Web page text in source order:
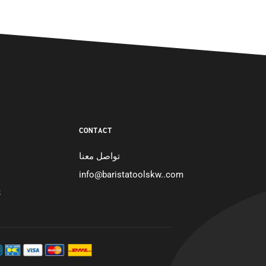
CONTACT
تواصل معنا
info@baristatoolskw..com